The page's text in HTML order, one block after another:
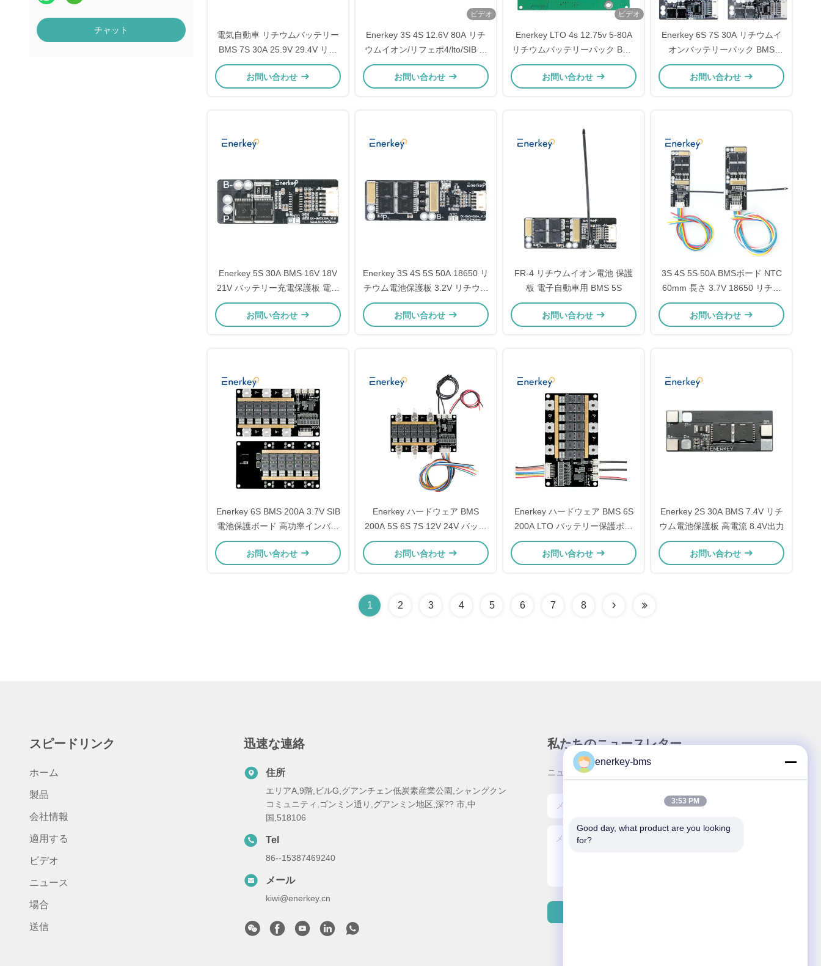
チャット
電気自動車 リチウムバッテリー
BMS 7S 30A 25.9V 29.4V リチ
ウムイオンバッテリー パック
BMS
お問い合わせ
ビデオ
Enerkey 3S 4S 12.6V 80A リチ
ウムイオン/リフェポ4/lto/SIB バ
ッテリー BMS 電動工具/UPS/自
動車 リチウムバッテリー 保護板
お問い合わせ
ビデオ
Enerkey LTO 4s 12.75v 5-80A
リチウムバッテリーパック BMS
消極バランス機能
お問い合わせ
Enerkey 6S 7S 30A リチウムイ
オンバッテリーパック BMS
NTC付き 電動自転車用
お問い合わせ
Enerkey 5S 30A BMS 16V 18V
21V バッテリー充電保護板 電動
工具用リチウムバッテリーパッ
ク BMS 5S
お問い合わせ
Enerkey 3S 4S 5S 50A 18650 リ
チウム電池保護板 3.2V リチウム
イオン電池 BMS 4S 電動スクー
ター用
お問い合わせ
FR-4 リチウムイオン電池 保護
板 電子自動車用 BMS 5S
お問い合わせ
3S 4S 5S 50A BMSボード NTC
60mm 長さ 3.7V 18650 リチウ
ム電池保護ボード
お問い合わせ
Enerkey 6S BMS 200A 3.7V SIB
電池保護ボード 高功率インバー
ターと太陽光発電の貯蔵
お問い合わせ
Enerkey ハードウェア BMS
200A 5S 6S 7S 12V 24V バッテ
リー保護ボード
お問い合わせ
Enerkey ハードウェア BMS 6S
200A LTO バッテリー保護ボー
ド
お問い合わせ
Enerkey 2S 30A BMS 7.4V リチ
ウム電池保護板 高電流 8.4V出力
お問い合わせ
1 2 3 4 5 6 7 8
スピードリンク
ホーム
製品
会社情報
適用する
ビデオ
ニュース
場合
送信
迅速な連絡
住所
エリアA,9階,ビルG,グアンチェン低炭素産業公園,シャングクン
コミュニティ,ゴンミン通り,グアンミン地区,深?? 市,中
国,518106
Tel
86--15387469240
メール
kiwi@enerkey.cn
私たちのニュースレター
ニュースレターへの購読は,割引などで可能です.
enerkey-bms
3:53 PM
Good day, what product are you looking
for?